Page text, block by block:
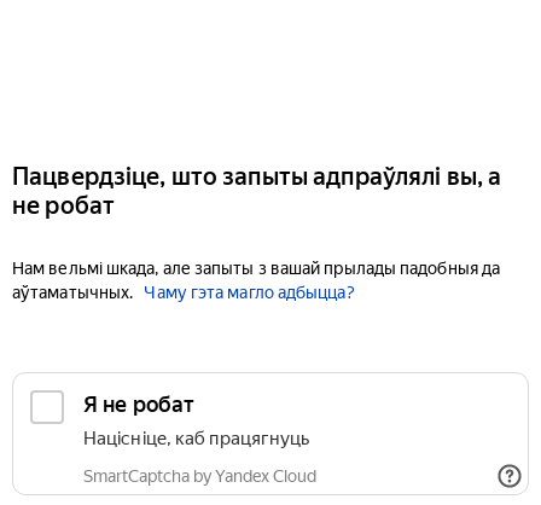
Пацвердзіце, што запыты адпраўлялі вы, а
не робат
Нам вельмі шкада, але запыты з вашай прылады падобныя да
аўтаматычных.
Чаму гэта магло адбыцца?
Я не робат
Націсніце, каб працягнуць
SmartCaptcha by Yandex Cloud